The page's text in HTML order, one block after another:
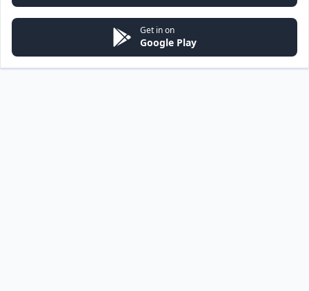
Get in on
Google Play